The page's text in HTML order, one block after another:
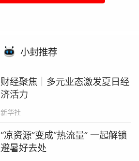
小封推荐
财经聚焦｜多元业态激发夏日经
济活力
新华社
“凉资源”变成“热流量” 一起解锁
避暑好去处